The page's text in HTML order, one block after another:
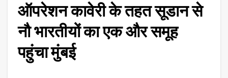
ऑपरेशन कावेरी के तहत सूडान से
नौ भारतीयों का एक और समूह
पहुंचा मुंबई